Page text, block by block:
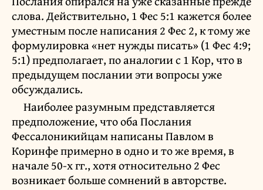
слова. Действительно, 1 Фес 5:1 кажется более
уместным после написания 2 Фес 2, к тому же
формулировка «нет нужды писать» (1 Фес 4:9;
5:1) предполагает, по аналогии с 1 Кор, что в
предыдущем послании эти вопросы уже
обсуждались.
Наиболее разумным представляется
предположение, что оба Послания
Фессалоникийцам написаны Павлом в
Коринфе примерно в одно и то же время, в
начале 50-х гг., хотя относительно 2 Фес
возникает больше сомнений в авторстве.